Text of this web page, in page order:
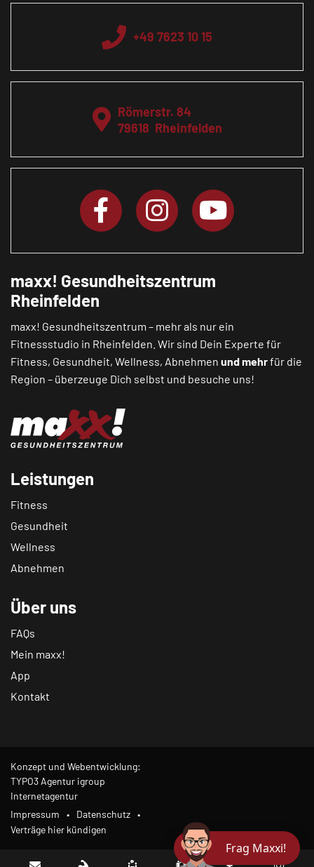
+49 7623 10 15
Römerstr. 84
79618 Rheinfelden
maxx! Gesundheitszentrum
Rheinfelden
maxx! Gesundheitszentrum – mehr als nur ein
Fitnessstudio in Rheinfelden. Wir sind Dein Experte für
Fitness, Gesundheit, Wellness, Abnehmen und mehrfür die
Region – überzeuge Dich selbst und besuche uns!
Leistungen
Fitness
Gesundheit
Wellness
Abnehmen
Über uns
FAQs
Mein maxx!
App
Kontakt
Konzept und Webentwicklung:
TYPO3 Agentur igroup
Internetagentur
Impressum
Datenschutz
Verträge hier kündigen
Frag Maxxi!